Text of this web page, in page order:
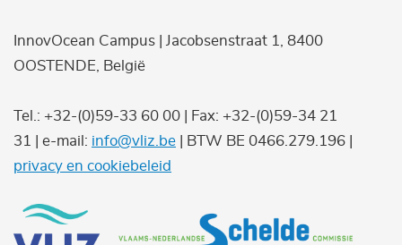
InnovOcean Campus | Jacobsenstraat 1, 8400
OOSTENDE, België
Tel.: +32-(0)59-33 60 00 | Fax: +32-(0)59-34 21
31 | e-mail: info@vliz.be | BTW BE 0466.279.196 |
privacy en cookiebeleid